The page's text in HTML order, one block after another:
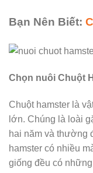
Bạn Nên Biết:
Chọn nuôi Chuột
Chuột hamster là
lớn. Chúng là loài
hai năm và thường
hamster có nhiều
giống đều có